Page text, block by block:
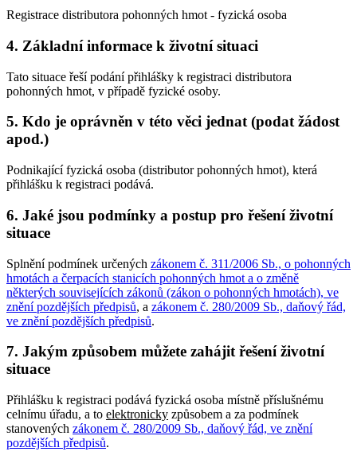
Registrace distributora pohonných hmot - fyzická osoba
4. Základní informace k životní situaci
Tato situace řeší podání přihlášky k registraci distributora
pohonných hmot, v případě fyzické osoby.
5. Kdo je oprávněn v této věci jednat (podat žádost
apod.)
Podnikající fyzická osoba (distributor pohonných hmot), která
přihlášku k registraci podává.
6. Jaké jsou podmínky a postup pro řešení životní
situace
Splnění podmínek určených zákonem č. 311/2006 Sb., o pohonných
hmotách a čerpacích stanicích pohonných hmot a o změně
některých souvisejících zákonů (zákon o pohonných hmotách), ve
znění pozdějších předpisů, a zákonem č. 280/2009 Sb., daňový řád,
ve znění pozdějších předpisů.
7. Jakým způsobem můžete zahájit řešení životní
situace
Přihlášku k registraci podává fyzická osoba místně příslušnému
celnímu úřadu, a to elektronicky způsobem a za podmínek
stanovených zákonem č. 280/2009 Sb., daňový řád, ve znění
pozdějších předpisů.